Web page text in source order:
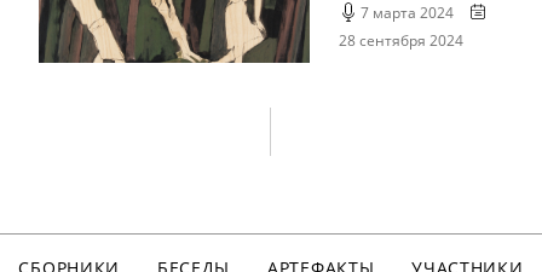
7 марта 2024
28 сентября 2024